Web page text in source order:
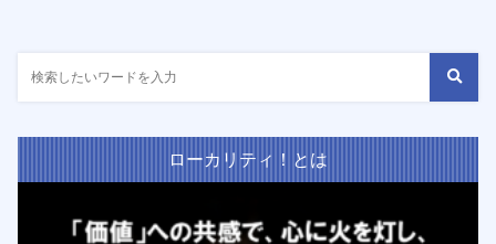
ローカリティ！とは